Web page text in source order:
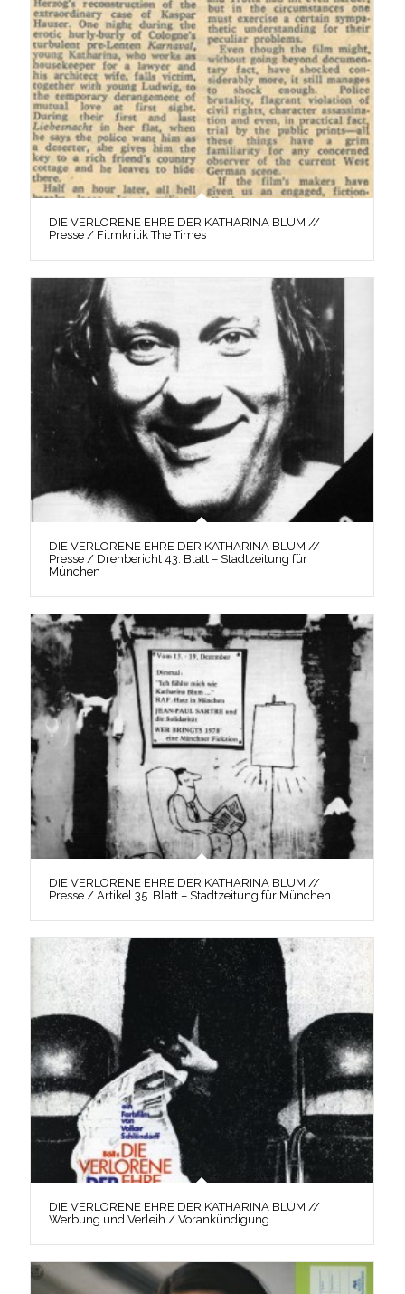
DIE VERLORENE EHRE DER KATHARINA BLUM //
Presse / Filmkritik The Times
DIE VERLORENE EHRE DER KATHARINA BLUM //
Presse / Drehbericht 43. Blatt – Stadtzeitung für
München
DIE VERLORENE EHRE DER KATHARINA BLUM //
Presse / Artikel 35. Blatt – Stadtzeitung für München
DIE VERLORENE EHRE DER KATHARINA BLUM //
Werbung und Verleih / Vorankündigung